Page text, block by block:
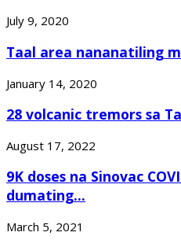
July 9, 2020
Taal area nananatiling
January 14, 2020
28 volcanic tremors sa
August 17, 2022
9K doses na Sinovac
dumating...
March 5, 2021